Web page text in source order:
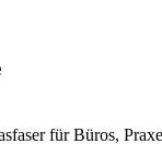
für Büros,